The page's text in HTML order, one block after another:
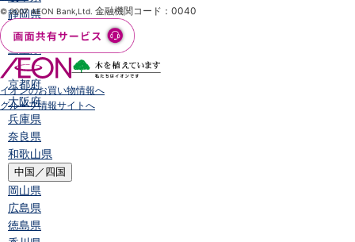
静岡県
愛知県
三重県
滋賀県
京都府
大阪府
兵庫県
奈良県
和歌山県
中国／四国
岡山県
広島県
徳島県
© 2007 AEON Bank,Ltd. 金融機関コード：0040
イオンのお買い物情報へ
グループ情報サイトへ